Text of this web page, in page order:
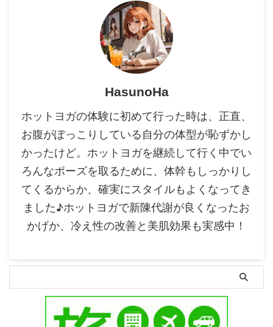
HasunoHa
ホットヨガの体験に初めて行った時は、正直、
お腹がぽっこりしている自分の体型が恥ずかし
かったけど。ホットヨガを継続して行く中でい
ろんなポーズを取るために、体幹もしっかりし
てくるからか、確実にスタイルもよくなってき
ました♪ホットヨガで新陳代謝が良くなったお
かげか、冷え性の改善と美肌効果も実感中！